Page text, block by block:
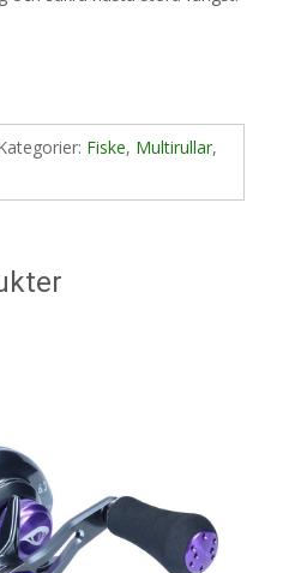
Fiske, Multirullar,